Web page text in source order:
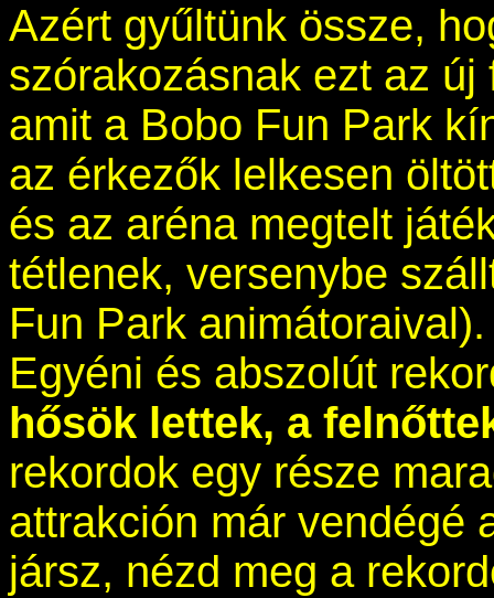
Azért gyűltünk össze,
szórakozásnak ezt az
amit a Bobo Fun Park
az érkezők lelkesen
és az aréna megtelt
tétlenek, versenybe
Fun Park
Egyéni és abszolút
hősök lettek, a
rekordok egy része
attrakción már vendégé
jársz, nézd meg a